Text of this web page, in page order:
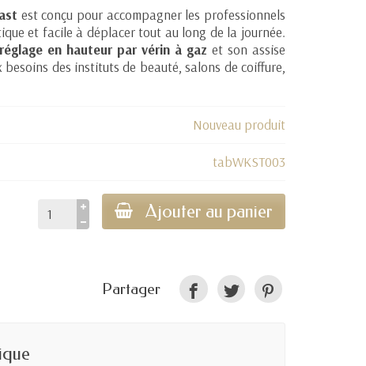
est conçu pour accompagner les professionnels
et facile à déplacer tout au long de la journée.
réglage en hauteur par vérin à gaz et son assise
des instituts de beauté, salons de coiffure,
Nouveau produit
tabWKST003
Ajouter au panier
Partager